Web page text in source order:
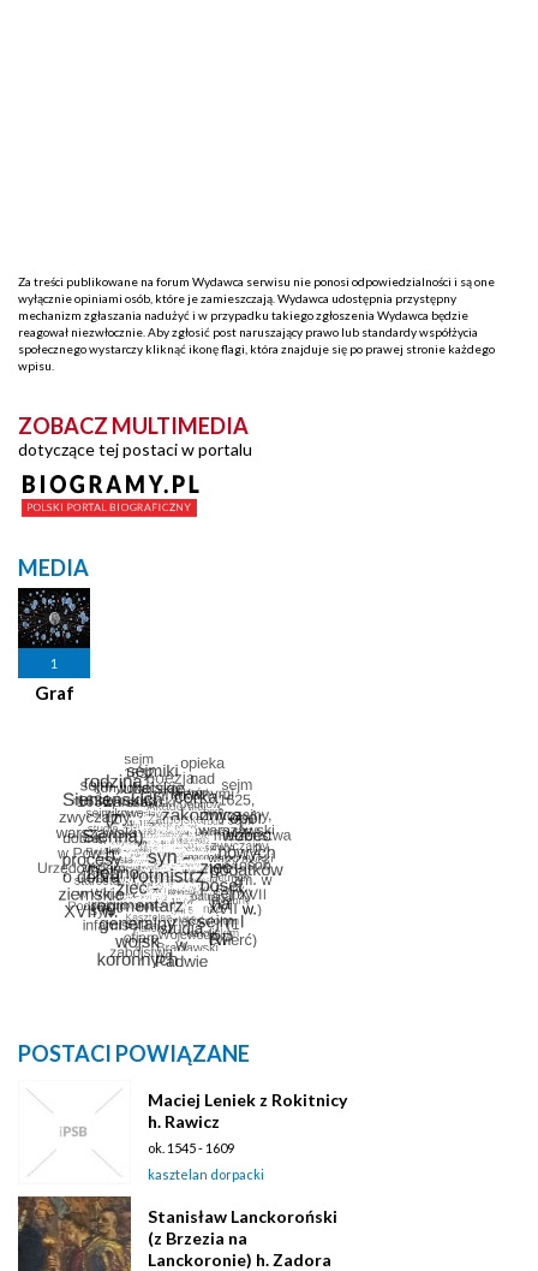
Za treści publikowane na forum Wydawca serwisu nie ponosi odpowiedzialności i są one
wyłącznie opiniami osób, które je zamieszczają. Wydawca udostępnia przystępny
mechanizm zgłaszania nadużyć i w przypadku takiego zgłoszenia Wydawca będzie
reagował niezwłocznie. Aby zgłosić post naruszający prawo lub standardy współżycia
społecznego wystarczy kliknąć ikonę flagi, która znajduje się po prawej stronie każdego
wpisu.
ZOBACZ MULTIMEDIA
dotyczące tej postaci w portalu
MEDIA
1
Graf
POSTACI POWIĄZANE
Maciej Leniek z Rokitnicy
h. Rawicz
ok. 1545 - 1609
kasztelan dorpacki
Stanisław Lanckoroński
(z Brzezia na
Lanckoronie) h. Zadora